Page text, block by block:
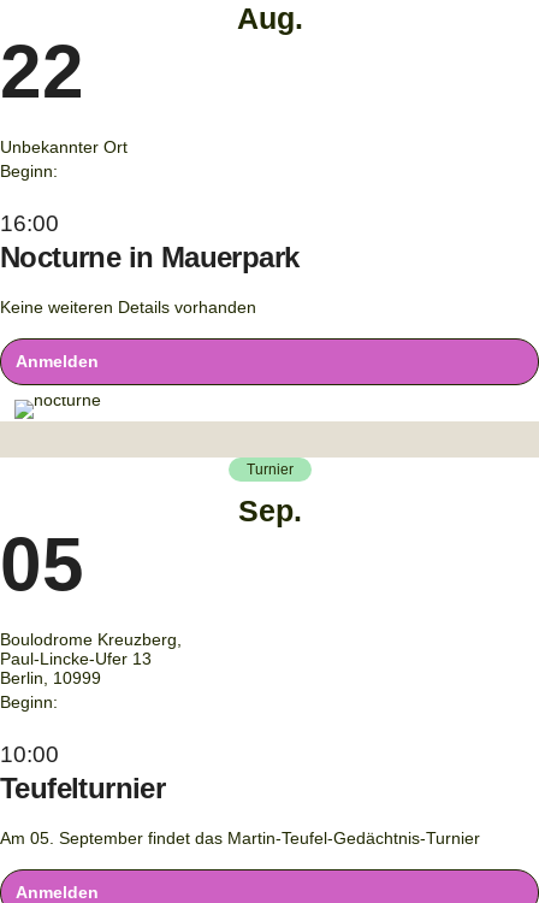
Aug.
22
Unbekannter Ort
Beginn:
16:00
Nocturne in Mauerpark
Keine weiteren Details vorhanden
Anmelden
Turnier
Sep.
05
Boulodrome Kreuzberg,
Paul-Lincke-Ufer 13
Berlin
10999
Beginn:
10:00
Teufelturnier
Am 05. September findet das Martin-Teufel-Gedächtnis-Turnier
Anmelden